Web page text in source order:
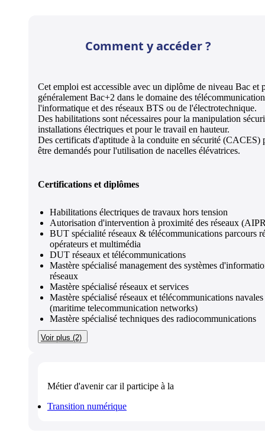
Comment y accéder ?
Cet emploi est accessible avec un diplôme de niveau Bac et
généralement Bac+2 dans le domaine des
l'informatique et des réseaux BTS ou de l'électrotechnique.
Des habilitations sont nécessaires pour la manipulation
installations électriques et pour le travail en hauteur.
Des certificats d'aptitude à la conduite en sécurité (CACES)
être demandés pour l'utilisation de nacelles élévatrices.
Certifications et diplômes
Habilitations électriques de travaux hors tension
Autorisation d'intervention à proximité des réseaux
BUT spécialité réseaux & télécommunications parcours
opérateurs et multimédia
DUT réseaux et télécommunications
Mastère spécialisé management des systèmes
réseaux
Mastère spécialisé réseaux et services
Mastère spécialisé réseaux et télécommunications navales
(maritime telecommunication networks)
Mastère spécialisé techniques des radiocommunications
Voir plus (2)
Métier d'avenircar il participe à la
Transition numérique